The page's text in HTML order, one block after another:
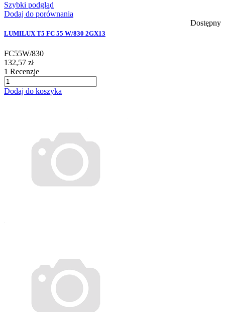
Szybki podgląd
Dodaj do porównania
Dostępny
LUMILUX T5 FC 55 W/830 2GX13
FC55W/830
132,57 zł
1 Recenzje
Dodaj do koszyka